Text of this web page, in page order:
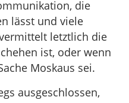
die
lässt und viele
letztlich die
ist, oder wenn
Moskaus sei.
ausgeschlossen,